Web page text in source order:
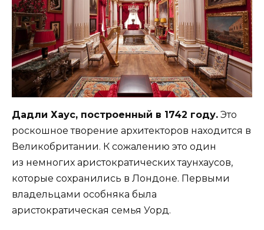
Дадли Хаус, построенный в 1742 году. Это
роскошное творение архитекторов находится в
Великобритании. К сожалению это один
из немногих аристократических таунхаусов,
которые сохранились в Лондоне. Первыми
владельцами особняка была
аристократическая семья Уорд.